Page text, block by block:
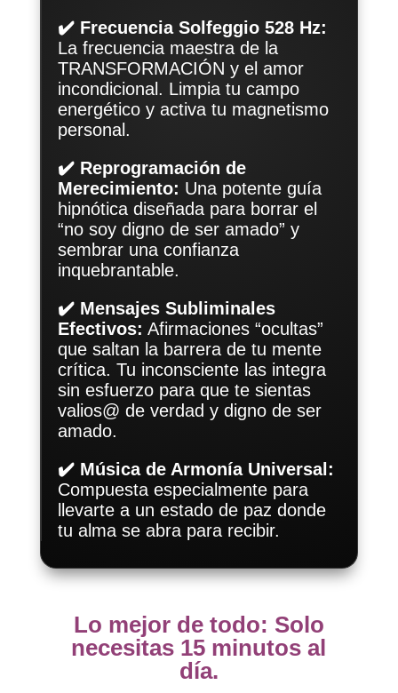
✔️ Frecuencia Solfeggio 528 Hz:
La frecuencia maestra de la
TRANSFORMACIÓN y el amor
incondicional. Limpia tu campo
energético y activa tu magnetismo
personal.
✔️ Reprogramación de
Merecimiento: Una potente guía
hipnótica diseñada para borrar el
“no soy digno de ser amado” y
sembrar una confianza
inquebrantable.
✔️ Mensajes Subliminales
Efectivos: Afirmaciones “ocultas”
que saltan la barrera de tu mente
crítica. Tu inconsciente las integra
sin esfuerzo para que te sientas
valios@ de verdad y digno de ser
amado.
✔️ Música de Armonía Universal:
Compuesta especialmente para
llevarte a un estado de paz donde
tu alma se abra para recibir.
Lo mejor de todo: Solo
necesitas 15 minutos al
día.